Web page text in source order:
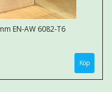
EN-AW 6082-T6
Köp